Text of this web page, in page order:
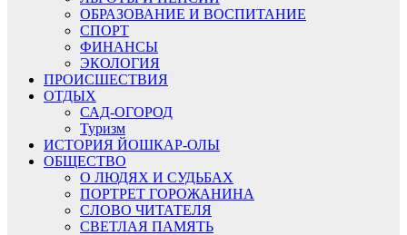
ОБРАЗОВАНИЕ И ВОСПИТАНИЕ
СПОРТ
ФИНАНСЫ
ЭКОЛОГИЯ
ПРОИСШЕСТВИЯ
ОТДЫХ
САД-ОГОРОД
Туризм
ИСТОРИЯ ЙОШКАР-ОЛЫ
ОБЩЕСТВО
О ЛЮДЯХ И СУДЬБАХ
ПОРТРЕТ ГОРОЖАНИНА
СЛОВО ЧИТАТЕЛЯ
СВЕТЛАЯ ПАМЯТЬ